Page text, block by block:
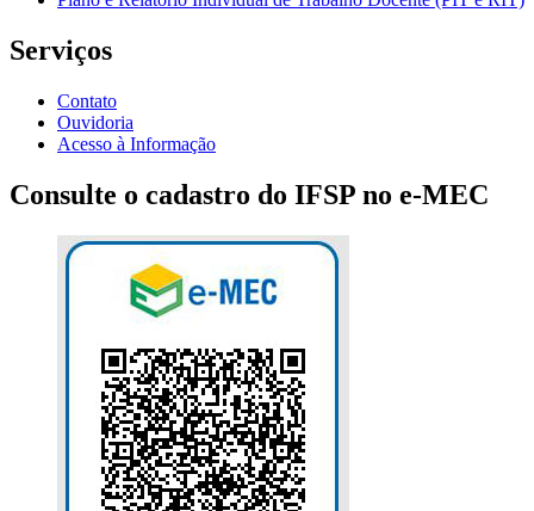
Serviços
Contato
Ouvidoria
Acesso à Informação
Consulte o cadastro do IFSP no e-MEC